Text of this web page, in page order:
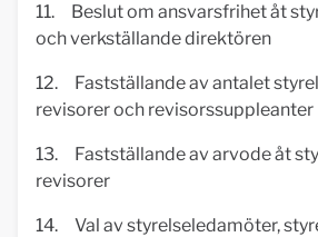
11. Beslut om ansvarsfrihet åt
och verkställande direktören
12. Fastställande av antalet
revisorer och revisorssuppleanter
13. Fastställande av arvode åt
revisorer
14. Val av styrelseledamöter,